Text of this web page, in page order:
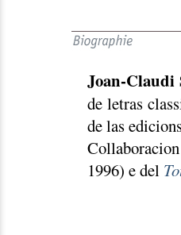
Joan-Claudi
de letras
de las
1996) e del